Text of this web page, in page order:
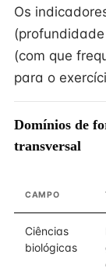
Os
(com que
para o
Domínios de
transversal
CAMPO
Ciências
biológicas